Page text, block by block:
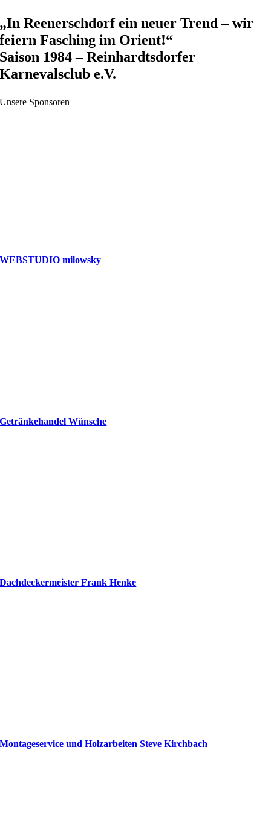
Zum
Inhalt
springen
„In Reenerschdorf ein neuer Trend – wir
feiern Fasching im Orient!“
Saison 1984 – Reinhardtsdorfer
Karnevalsclub e.V.
Unsere Sponsoren
WEBSTUDIO milowsky
Getränkehandel Wünsche
Dachdeckermeister Frank Henke
Montageservice und Holzarbeiten Steve Kirchbach